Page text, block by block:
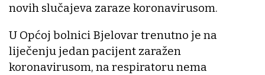
novih slučajeva zaraze koronavirusom.
U Općoj bolnici Bjelovar trenutno je na
liječenju jedan pacijent zaražen
koronavirusom, na respiratoru nema